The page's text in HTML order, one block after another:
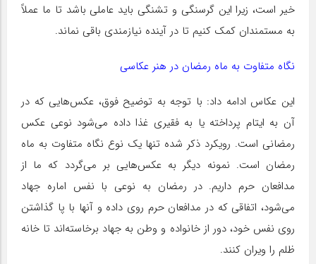
خیر است، زیرا این گرسنگی و تشنگی باید عاملی باشد تا ما عملاً
به مستمندان کمک کنیم تا در آینده نیازمندی باقی نماند.
نگاه متفاوت به ماه رمضان در هنر عکاسی
این عکاس ادامه داد: با توجه به توضیح فوق، عکس‌هایی که در
آن به ایتام پرداخته یا به فقیری غذا داده می‌شود نوعی عکس
رمضانی است. رویکرد ذکر شده تنها یک نوع نگاه متفاوت به ماه
رمضان است. نمونه دیگر به عکس‌هایی بر می‌گردد که ما از
مدافعان حرم داریم. در رمضان به نوعی با نفس اماره جهاد
می‌شود، اتفاقی که در مدافعان حرم روی داده و آنها با پا گذاشتن
روی نفس خود، دور از خانواده و وطن به جهاد برخاسته‌اند تا خانه
ظلم را ویران کنند.